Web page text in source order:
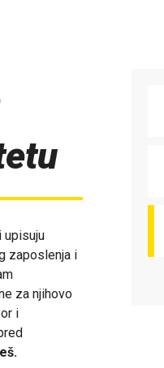
upisuju
zaposlenja i
za njihovo
i